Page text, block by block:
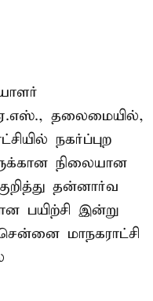
தலைமையில்,
நகர்ப்புற
நிலையான
தன்னார்வ
பயிற்சி இன்று
மாநகராட்சி